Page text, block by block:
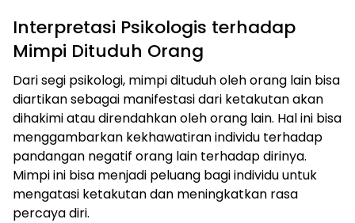
Interpretasi Psikologis terhadap
Mimpi Dituduh Orang
Dari segi psikologi, mimpi dituduh oleh orang lain bisa
diartikan sebagai manifestasi dari ketakutan akan
dihakimi atau direndahkan oleh orang lain. Hal ini bisa
menggambarkan kekhawatiran individu terhadap
pandangan negatif orang lain terhadap dirinya.
Mimpi ini bisa menjadi peluang bagi individu untuk
mengatasi ketakutan dan meningkatkan rasa
percaya diri.